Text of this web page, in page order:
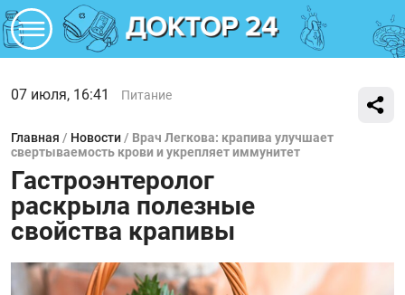
07 июля, 16:41 Питание
Главная / Новости / Врач Легкова: крапива улучшает
свертываемость крови и укрепляет иммунитет
Гастроэнтеролог
раскрыла полезные
свойства крапивы